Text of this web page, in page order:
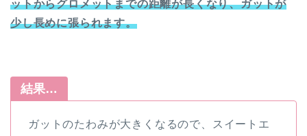
ットからグロメットまでの距離が長くなり、ガットが
少し長めに張られます。
結果…
ガットのたわみが大きくなるので、スイートエ